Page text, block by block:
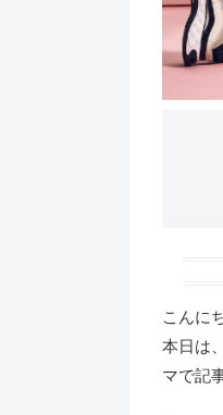
こんに
本日は、
マで記